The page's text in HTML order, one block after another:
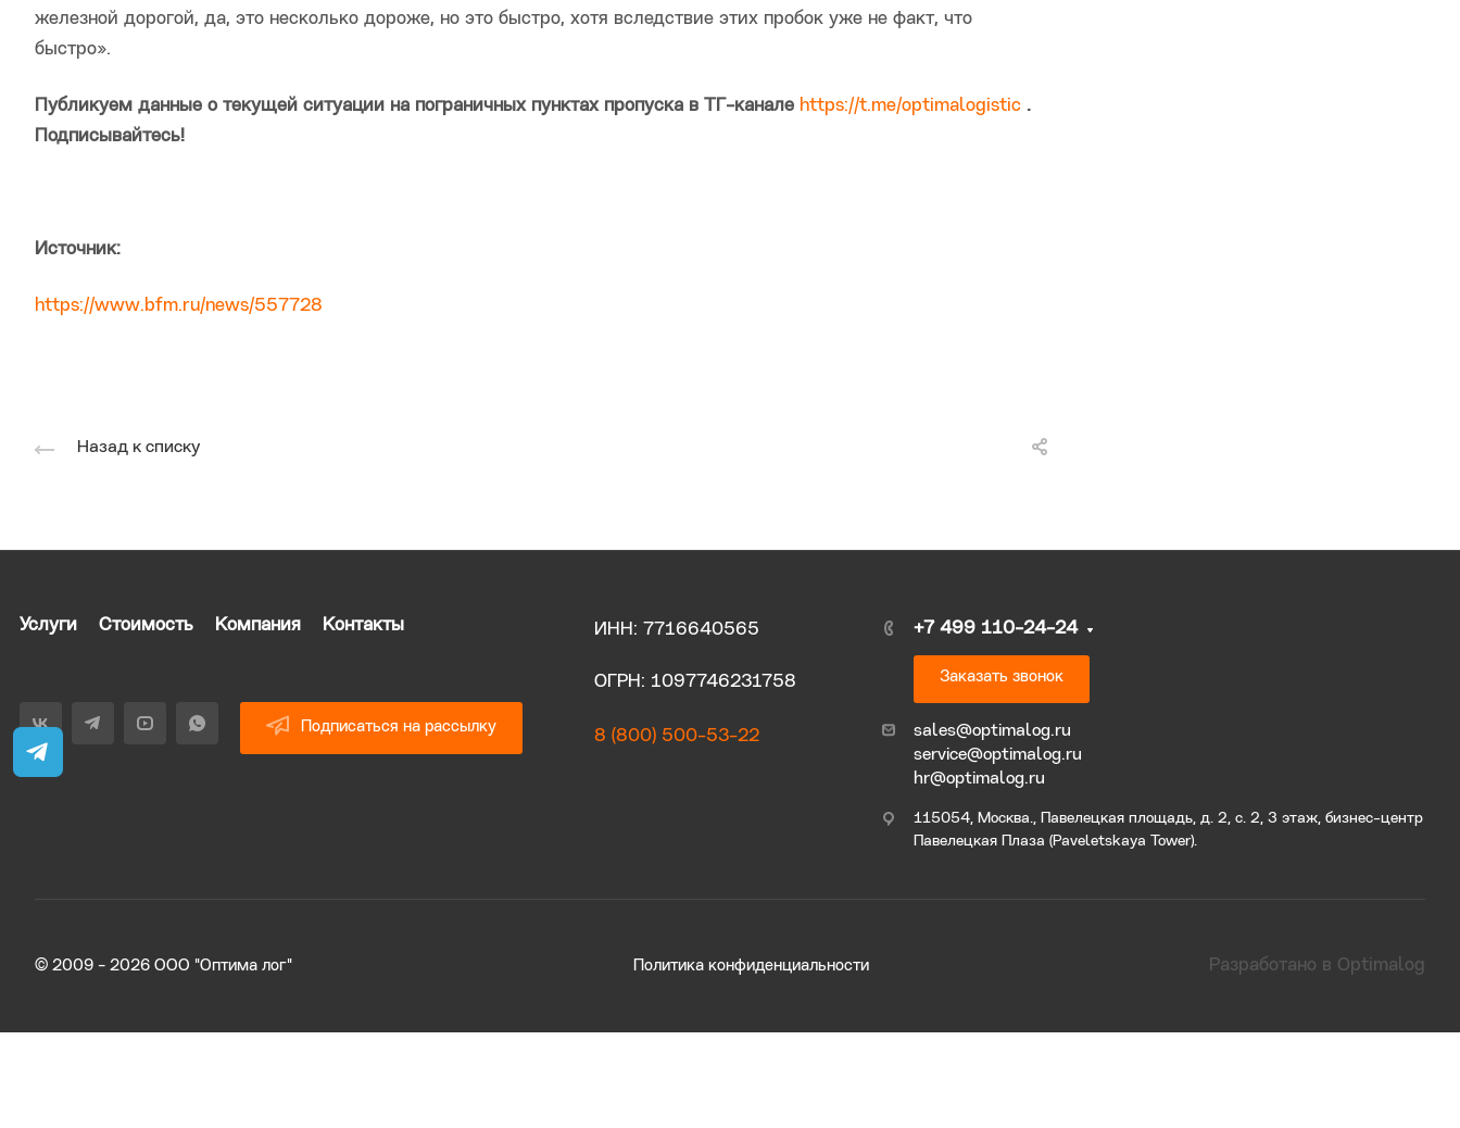
железной дорогой, да, это несколько дороже, но это быстро, хотя вследствие этих пробок уже не факт, что
быстро».
Публикуем данные о текущей ситуации на пограничных пунктах пропуска в ТГ-канале https://t.me/optimalogistic .
Подписывайтесь!
Источник:
https://www.bfm.ru/news/557728
Назад к списку
Услуги Стоимость Компания Контакты
Подписаться на рассылку
ИНН: 7716640565
ОГРН: 1097746231758
8 (800) 500-53-22
+7 499 110-24-24
Заказать звонок
sales@optimalog.ru
service@optimalog.ru
hr@optimalog.ru
115054, Москва., Павелецкая площадь, д. 2, с. 2, 3 этаж, бизнес-центр
Павелецкая Плаза (Paveletskaya Tower).
© 2009 - 2026 ООО "Оптима лог" Политика конфиденциальности Разработано в Optimalog